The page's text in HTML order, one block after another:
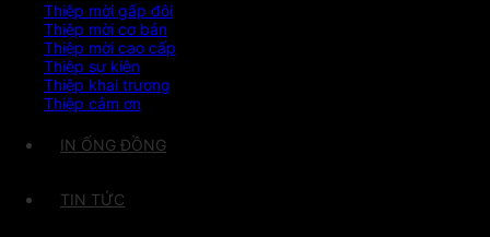
Thiệp mời gấp đôi
Thiệp mời cơ bản
Thiệp mời cao cấp
Thiệp sự kiện
Thiệp khai trương
Thiệp cảm ơn
IN ỐNG ĐỒNG
TIN TỨC